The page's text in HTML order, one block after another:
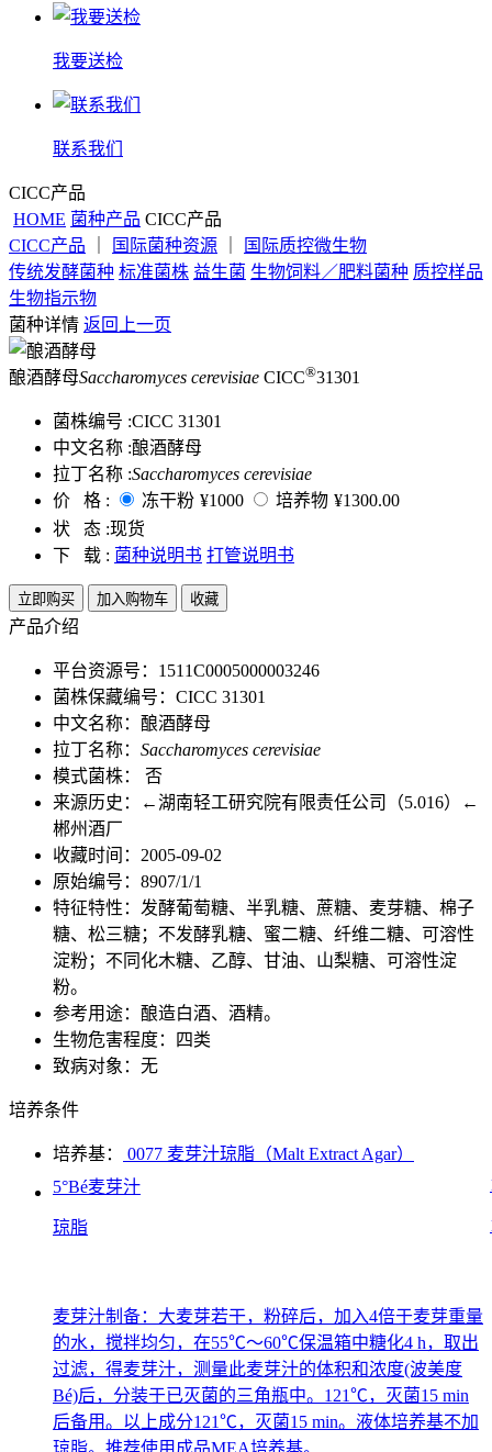
我要送检
联系我们
CICC产品
HOME 菌种产品 CICC产品
CICC产品
国际菌种资源
国际质控微生物
传统发酵菌种 标准菌株 益生菌 生物饲料／肥料菌种 质控样品
生物指示物
菌种详情 返回上一页
酿酒酵母Saccharomyces cerevisiae CICC®31301
菌株编号 :CICC 31301
中文名称 :酿酒酵母
拉丁名称 :Saccharomyces cerevisiae
价 格 :
冻干粉 ¥1000 培养物 ¥1300.00
状 态 :现货
下 载 : 菌种说明书 打管说明书
立即购买 加入购物车 收藏
产品介绍
平台资源号：1511C0005000003246
菌株保藏编号：CICC 31301
中文名称：酿酒酵母
拉丁名称： Saccharomyces cerevisiae
模式菌株： 否
来源历史：←湖南轻工研究院有限责任公司（5.016）←
郴州酒厂
收藏时间：2005-09-02
原始编号：8907/1/1
特征特性：发酵葡萄糖、半乳糖、蔗糖、麦芽糖、棉子
糖、松三糖；不发酵乳糖、蜜二糖、纤维二糖、可溶性
淀粉；不同化木糖、乙醇、甘油、山梨糖、可溶性淀
粉。
参考用途：酿造白酒、酒精。
生物危害程度：四类
致病对象：无
培养条件
培养基：
0077 麦芽汁琼脂（Malt Extract Agar）
5°Bé麦芽汁
琼脂
麦芽汁制备：大麦芽若干，粉碎后，加入4倍于麦芽重量
的水，搅拌均匀，在55℃～60℃保温箱中糖化4 h，取出
过滤，得麦芽汁，测量此麦芽汁的体积和浓度(波美度
Bé)后，分装于已灭菌的三角瓶中。121℃，灭菌15 min
后备用。以上成分121℃，灭菌15 min。液体培养基不加
琼脂。推荐使用成品MEA培养基。